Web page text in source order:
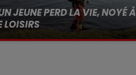
JEUNE PERD LA VIE, NOYÉ À
LOISIRS
à pic